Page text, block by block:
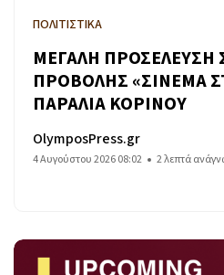
ΠΟΛΙΤΙΣΤΙΚΑ
ΜΕΓΑΛΗ ΠΡΟΣΕΛΕΥΣΗ
ΠΡΟΒΟΛΗΣ «ΣΙΝΕΜΑ
ΠΑΡΑΛΙΑ ΚΟΡΙΝΟΥ
OlymposPress.gr
4 Αυγούστου 2026 08:02 2 λεπτά